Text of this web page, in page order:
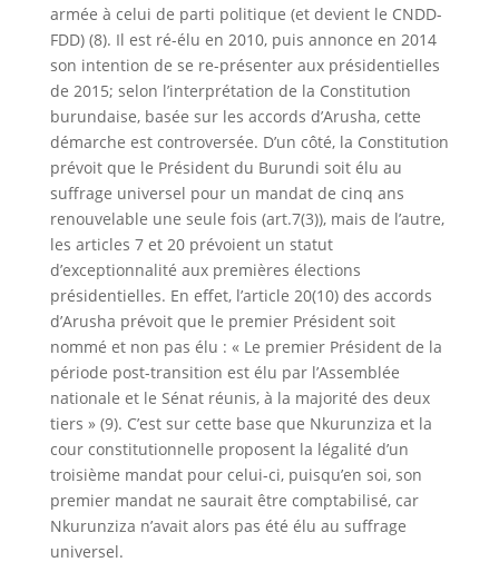
armée à celui de parti politique (et devient le CNDD-
FDD) (8). Il est ré-élu en 2010, puis annonce en 2014
son intention de se re-présenter aux présidentielles
de 2015; selon l’interprétation de la Constitution
burundaise, basée sur les accords d’Arusha, cette
démarche est controversée. D’un côté, la Constitution
prévoit que le Président du Burundi soit élu au
suffrage universel pour un mandat de cinq ans
renouvelable une seule fois (art.7(3)), mais de l’autre,
les articles 7 et 20 prévoient un statut
d’exceptionnalité aux premières élections
présidentielles. En effet, l’article 20(10) des accords
d’Arusha prévoit que le premier Président soit
nommé et non pas élu : « Le premier Président de la
période post-transition est élu par l’Assemblée
nationale et le Sénat réunis, à la majorité des deux
tiers » (9). C’est sur cette base que Nkurunziza et la
cour constitutionnelle proposent la légalité d’un
troisième mandat pour celui-ci, puisqu’en soi, son
premier mandat ne saurait être comptabilisé, car
Nkurunziza n’avait alors pas été élu au suffrage
universel.